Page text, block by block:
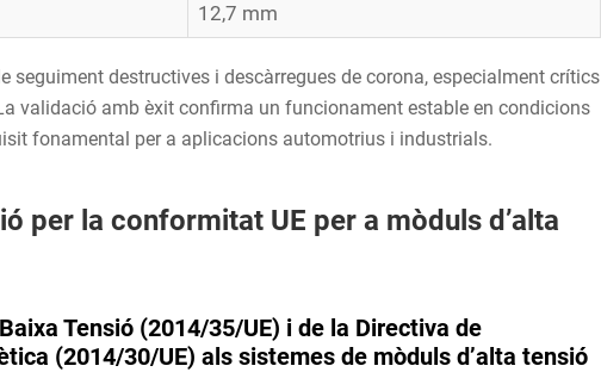
12,7 mm
seguiment destructives i descàrregues de corona, especialment crítics
validació amb èxit confirma un funcionament estable en condicions
fonamental per a aplicacions automotrius i industrials.
per la conformitat UE per a mòduls d’alta
Tensió (2014/35/UE) i de la Directiva de
(2014/30/UE) als sistemes de mòduls d’alta tensió